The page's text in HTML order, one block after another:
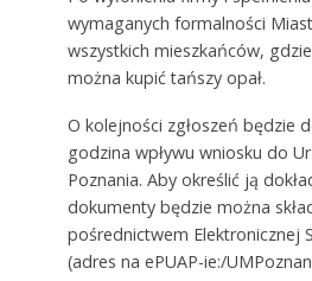
wymaganych formalności
wszystkich mieszkańców,
można kupić tańszy opał.
O kolejności zgłoszeń będzie
godzina wpływu wniosku do
Poznania. Aby określić ją
dokumenty będzie można
pośrednictwem Elektronicznej
(adres na ePUAP-ie:/